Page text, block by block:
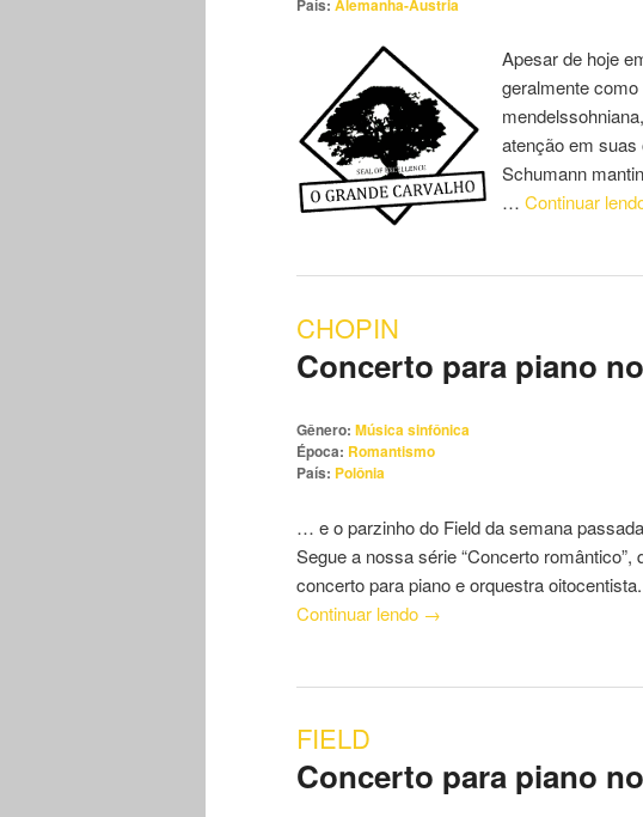
País: Alemanha-Áustria
Apesar de hoje
geralmente
atenção em
Schumann
… Continuar
CHOPIN
Concerto para piano
Gênero: Música sinfônica
Época: Romantismo
País: Polônia
… e o parzinho do Field da semana
Segue a nossa série “Concerto
concerto para piano e orquestra
Continuar lendo →
FIELD
Concerto para piano